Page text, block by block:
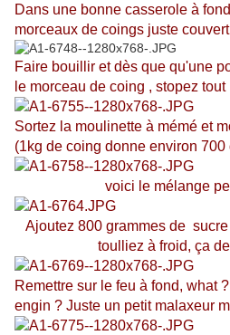
Dans une bonne casserole à
morceaux de coings juste
Faire bouillir et dès que qu'une
le morceau de coing , stopez tout
Sortez la moulinette à mémé et
(1kg de coing donne environ
voici le mélange
Ajoutez 800 grammes de
toulliez à froid, ça
Remettre sur le feu à fond, what
engin ? Juste un petit malaxeur